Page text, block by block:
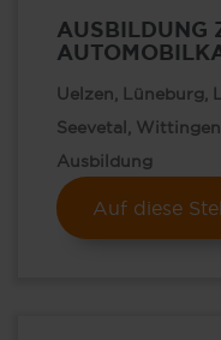
AUSBILDUNG
Uelzen, Lüneburg,
Seevetal,
Ausbildung
Auf diese